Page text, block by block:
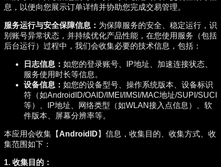
息，以便向您展示订单详情并协助您完成交易管理。
服务运行与安全保障信息： 为保障服务的安全、稳定运行，识
别账号异常状态，并持续优化产品性能，在您使用服务（包括
后台运行）过程中，我们会收集必要的技术信息，包括：
日志信息： 如您的登录账号、IP地址、加速连接状态、
服务使用时长等信息。
设备信息： 如您的设备型号、操作系统版本、设备标识
符（如AndroidID/OAID/IMEI/IMSI/MAC地址/SUPI/SUCI
等）、IP地址、网络类型（如WLAN接入点信息）、软
件版本、屏幕分辨率等。
本应用会收集【AndroidID 】信息，收集目的、收集方式、收
集范围如下：
1. 收集目的：